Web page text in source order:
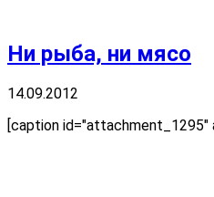
Ни рыба, ни мясо
14.09.2012
[caption